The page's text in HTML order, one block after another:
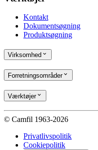
Kontakt
Dokumentsøgning
Produktsøgning
Virksomhed
Forretningsområder
Værktøjer
© Camfil 1963-2026
Privatlivspolitik
Cookiepolitik